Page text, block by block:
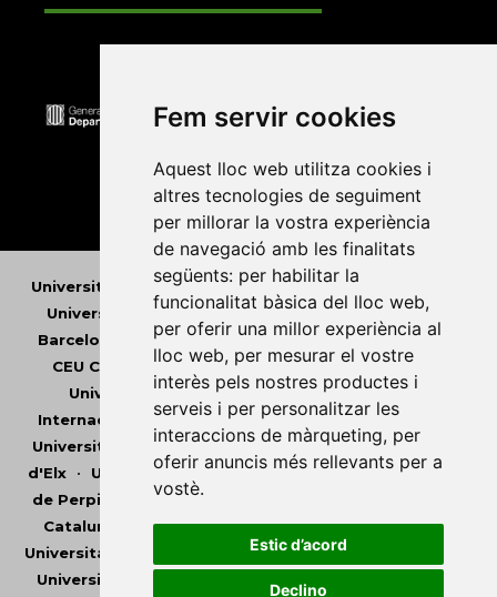
Fem servir cookies
Aquest lloc web utilitza cookies i
altres tecnologies de seguiment
per millorar la vostra experiència
de navegació amb les finalitats
següents: per habilitar la
funcionalitat bàsica del lloc web,
per oferir una millor experiència al
lloc web, per mesurar el vostre
interès pels nostres productes i
serveis i per personalitzar les
interaccions de màrqueting, per
oferir anuncis més rellevants per a
vostè.
Estic d’acord
Declino
Universitat Abat Oliba CEU•Universitat d'Alacant
Universitat d'Andorra•Universitat Autònoma de
Barcelona
Universitat de Barcelona• Universitat
CEU Cardenal Herrera•Universitat de Girona
Universitat de les Illes Balears• Universitat
Internacional de Catalunya •Universitat Jaume I
Universitat de Lleida•Universitat Miguel Hernández
d'Elx• Universitat Oberta de Catalunya •Universitat
de Perpinyà Via Domitia
Catalunya
Universitat Politècnica de València•
Universitat Pompeu Fabra
•Universitat Ramon Llull
Universitat Rovira i Virgili